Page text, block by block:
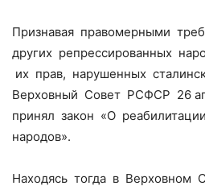
Признавая правомерными
других репрессированных
их прав, нарушенных
Верховный Совет РСФСР 26
принял закон «О
народов».
Находясь тогда в Верховном